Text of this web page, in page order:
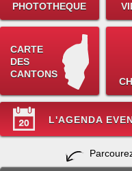
PHOTOTHEQUE
CARTE
DES
CANTONS
L'AGENDA